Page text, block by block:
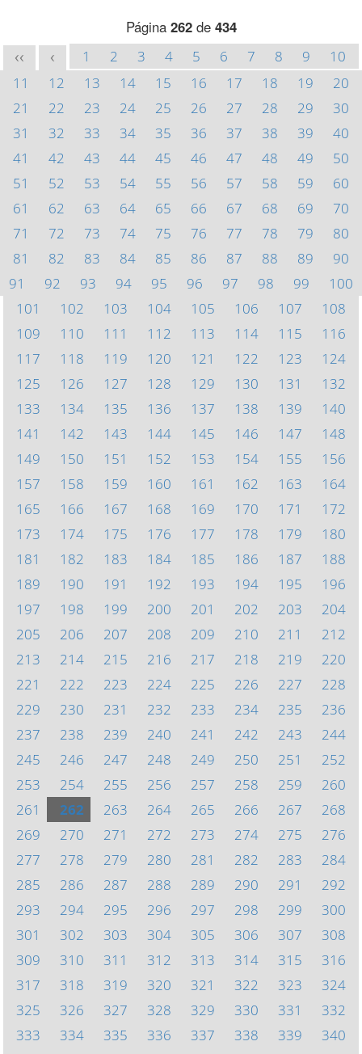
Página 262de 434
<< < 1 2 3 4 5 6 7 8 9
10
11
12 13 14 15 16 17 18 19
20
21
22 23 24 25 26 27 28 29
30
31
32 33 34 35 36 37 38 39
40
41
42 43 44 45 46 47 48 49
50
51
52 53 54 55 56 57 58 59
60
61
62 63 64 65 66 67 68 69
70
71
72 73 74 75 76 77 78 79
80
81
82 83 84 85 86 87 88 89
90
91
92 93 94 95 96 97 98 99
100
101
102 103 104 105 106 107
108
109
110 111 112 113 114 115
116
117
118 119 120 121 122 123
124
125
126 127 128 129 130 131
132
133
134 135 136 137 138 139
140
141
142 143 144 145 146 147
148
149
150 151 152 153 154 155
156
157
158 159 160 161 162 163
164
165
166 167 168 169 170 171
172
173
174 175 176 177 178 179
180
181
182 183 184 185 186 187
188
189
190 191 192 193 194 195
196
197
198 199 200 201 202 203
204
205
206 207 208 209 210 211
212
213
214 215 216 217 218 219
220
221
222 223 224 225 226 227
228
229
230 231 232 233 234 235
236
237
238 239 240 241 242 243
244
245
246 247 248 249 250 251
252
253
254 255 256 257 258 259
260
261
262 263 264 265 266 267
268
269
270 271 272 273 274 275
276
277
278 279 280 281 282 283
284
285
286 287 288 289 290 291
292
293
294 295 296 297 298 299
300
301
302 303 304 305 306 307
308
309
310 311 312 313 314 315
316
317
318 319 320 321 322 323
324
325
326 327 328 329 330 331
332
333
334 335 336 337 338 339
340